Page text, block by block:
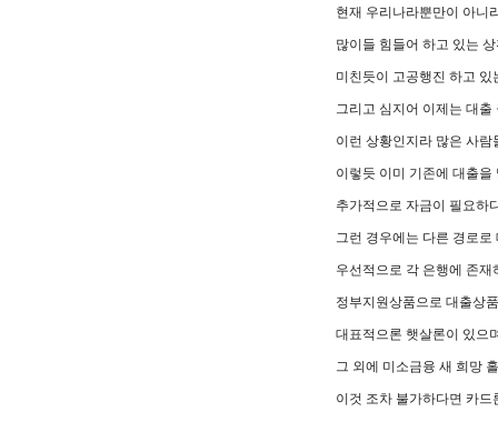
현재 우리나라뿐만이 아니
많이들 힘들어 하고 있는
미친듯이 고공행진 하고 있
그리고 심지어 이제는 대
이런 상황인지라 많은 사
이렇듯 이미 기존에 대출을
추가적으로 자금이 필요하
그런 경우에는 다른 경로
우선적으로 각 은행에 존
정부지원상품으로 대출상
대표적으론 햇살론이 있으
그 외에 미소금융 새 희망
이것 조차 불가하다면 카